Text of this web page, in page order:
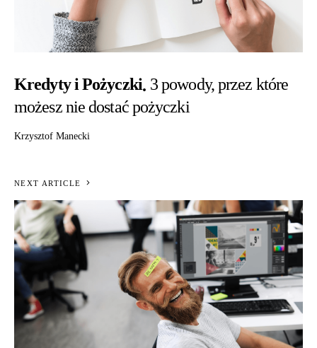
Kredyty i Pożyczki 3 powody, przez które
możesz nie dostać pożyczki
Krzysztof Manecki
NEXT ARTICLE